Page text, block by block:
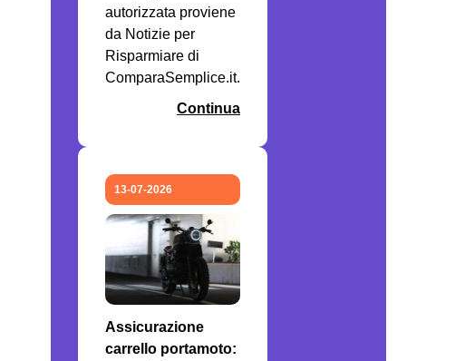
autorizzata proviene
da Notizie per
Risparmiare di
ComparaSemplice.it.
Continua
13-07-2026
Assicurazione
carrello portamoto: